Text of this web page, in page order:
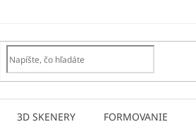
3D SKENERY FORMOVANIE